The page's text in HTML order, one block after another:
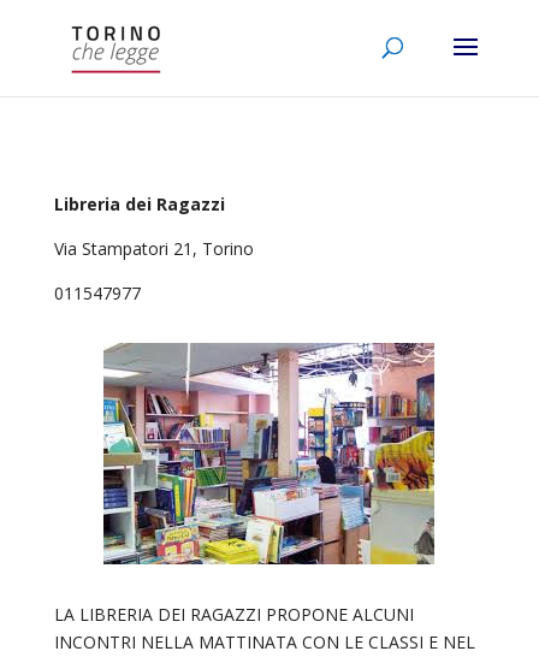
Libreria dei Ragazzi
Via Stampatori 21, Torino
011547977
LA LIBRERIA DEI RAGAZZI PROPONE ALCUNI
INCONTRI NELLA MATTINATA CON LE CLASSI E NEL